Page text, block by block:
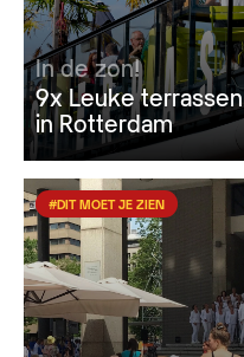
In de zon!
9x Leuke terrassen
in Rotterdam
#DIT MOET JE ZIEN